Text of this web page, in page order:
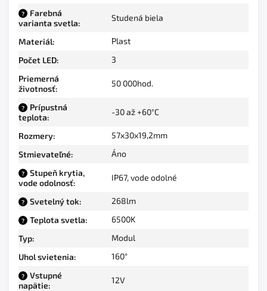
?
Farebná
varianta svetla:
Studená biela
Materiál:
Plast
Počet LED:
3
Priemerná
životnosť:
50 000hod.
?
Prípustná
teplota:
-30 až +60°C
Rozmery:
57x30x19,2mm
Stmievateľné: Áno
?
Stupeň krytia,
vode odolnosť:
IP67, vode odolné
? Svetelný tok: 268lm
? Teplota svetla:
6500K
Typ:
Modul
Uhol svietenia: 160°
?
Vstupné
napätie:
12V